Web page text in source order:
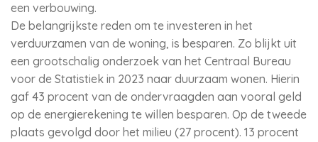
een verbouwing.
De belangrijkste reden om te investeren in het
verduurzamen van de woning, is besparen. Zo blijkt uit
een grootschalig onderzoek van het Centraal Bureau
voor de Statistiek in 2023 naar duurzaam wonen. Hierin
gaf 43 procent van de ondervraagden aan vooral geld
op de energierekening te willen besparen. Op de tweede
plaats gevolgd door het milieu (27 procent). 13 procent